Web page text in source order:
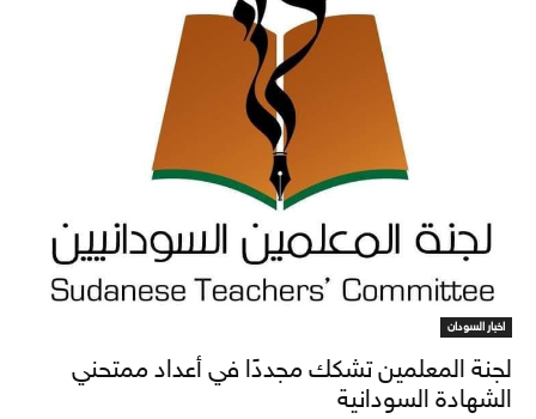
اخبار السودان
لجنة المعلمين تشكك مجددًا في أعداد ممتحني
الشهادة السودانية